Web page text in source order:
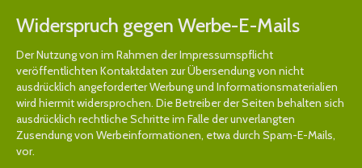
Widerspruch gegen Werbe-E-Mails
Der Nutzung von im Rahmen der Impressumspflicht
veröffentlichten Kontaktdaten zur Übersendung von nicht
ausdrücklich angeforderter Werbung und Informationsmaterialien
wird hiermit widersprochen. Die Betreiber der Seiten behalten sich
ausdrücklich rechtliche Schritte im Falle der unverlangten
Zusendung von Werbeinformationen, etwa durch Spam-E-Mails,
vor.